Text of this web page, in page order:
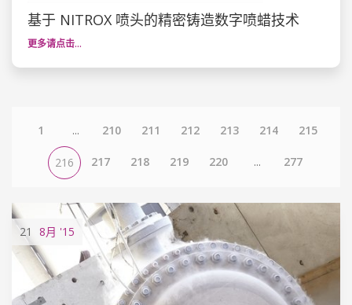
基于 NITROX 喷头的精密铸造数字喷蜡技术
更多请点击…
1 ... 210 211 212 213 214 215
216 217 218 219 220 ... 277
21 8月 '15